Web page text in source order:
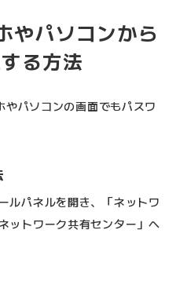
やパソコンから
る方法
パソコンの画面でもパスワ
ルパネルを開き、「ネットワ
ットワーク共有センター」へ